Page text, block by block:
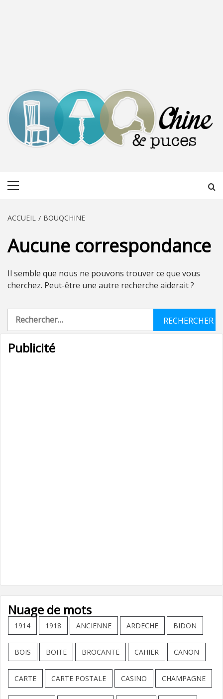
ACCUEIL BOUQCHINE
Aucune correspondance
Il semble que nous ne pouvons trouver ce que vous
cherchez. Peut-être une autre recherche aiderait ?
Rechercher :
Publicité
Nuage de mots
1914 1918 ANCIENNE ARDECHE BIDON
BOIS BOITE BROCANTE CAHIER CANON
CARTE CARTE POSTALE CASINO CHAMPAGNE